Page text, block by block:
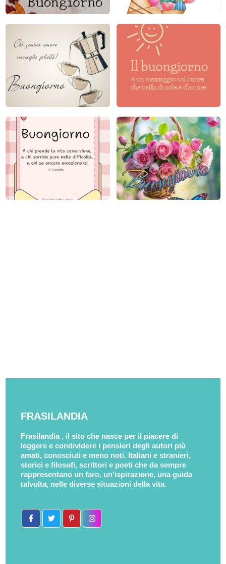
FRASILANDIA
Frasilandia , il sito che nasce per il piacere di
leggere e condividere i pensieri degli autori più
amati, conosciuti e meno noti. Italiani e stranieri,
storici e filosofi, scrittori e poeti che da sempre
rappresentano un faro, un’ispirazione, una guida
talvolta, nelle diverse situazioni della vita.